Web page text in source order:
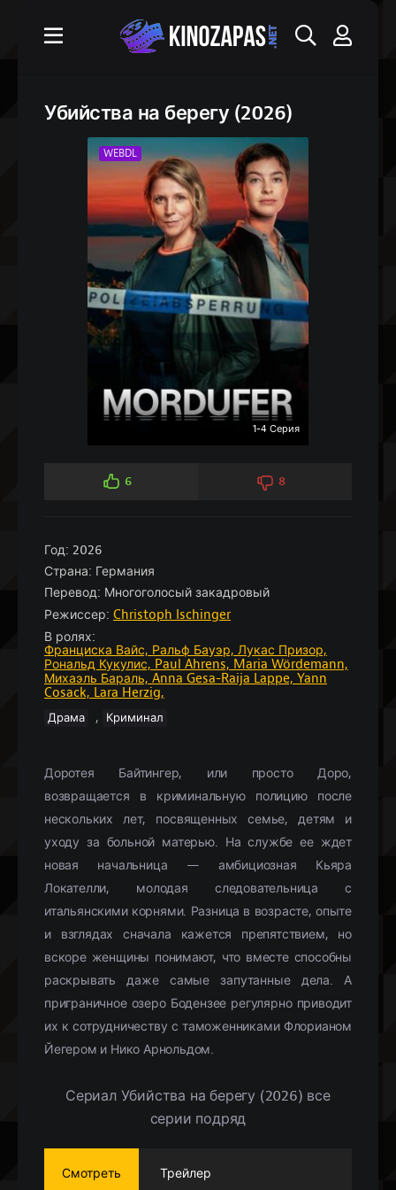
Убийства на берегу (2026)
WEBDL
1-4 Серия
6 8
Год: 2026
Страна: Германия
Перевод: Многоголосый закадровый
Режиссер: Christoph Ischinger
В ролях:
Франциска Вайс, Ральф Бауэр, Лукас Призор,
Рональд Кукулис, Paul Ahrens, Maria Wördemann,
Михаэль Бараль, Anna Gesa-Raija Lappe, Yann
Cosack, Lara Herzig,
Драма , Криминал
Доротея Байтингер, или просто Доро,
возвращается в криминальную полицию после
нескольких лет, посвященных семье, детям и
уходу за больной матерью. На службе ее ждет
новая начальница — амбициозная Кьяра
Локателли, молодая следовательница с
итальянскими корнями. Разница в возрасте, опыте
и взглядах сначала кажется препятствием, но
вскоре женщины понимают, что вместе способны
раскрывать даже самые запутанные дела. А
приграничное озеро Бодензее регулярно приводит
их к сотрудничеству с таможенниками Флорианом
Йегером и Нико Арнольдом.
Сериал Убийства на берегу (2026) все
серии подряд
Смотреть Трейлер